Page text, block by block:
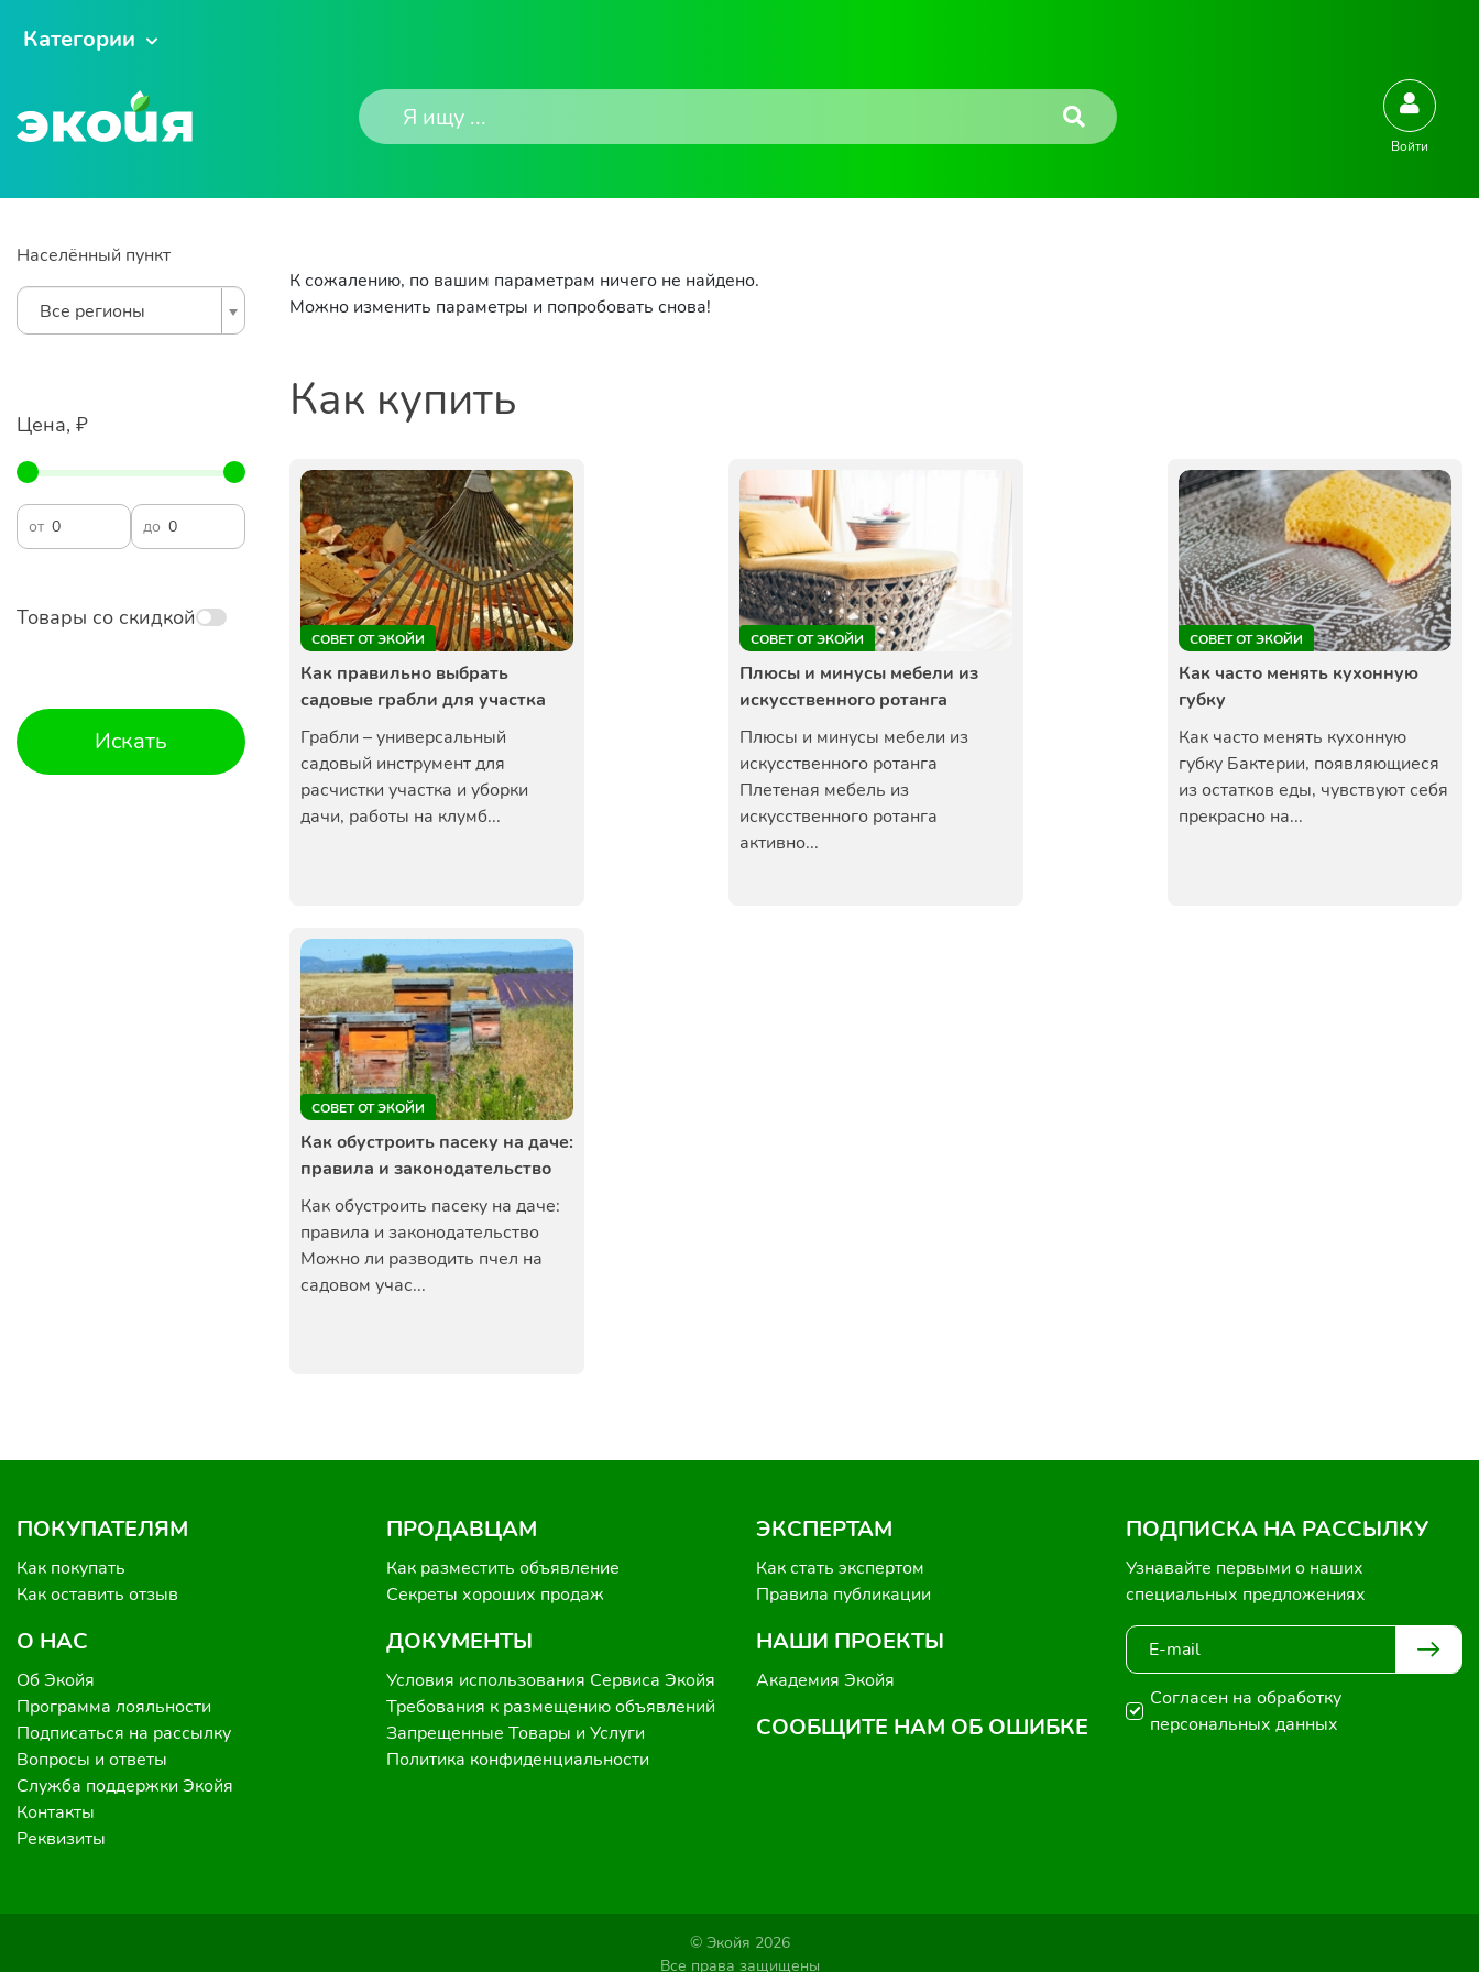
Категории
Войти
Населённый пункт
Все регионы
Цена, ₽
от до
Товары со скидкой
Искать
К сожалению, по вашим параметрам ничего не найдено.
Можно изменить параметры и попробовать снова!
Как купить
СОВЕТ ОТ ЭКОЙИ
Как правильно выбрать
садовые грабли для участка
Грабли – универсальный
садовый инструмент для
расчистки участка и уборки
дачи, работы на клумб...
СОВЕТ ОТ ЭКОЙИ
Плюсы и минусы мебели из
искусственного ротанга
Плюсы и минусы мебели из
искусственного ротанга
Плетеная мебель из
искусственного ротанга
активно...
СОВЕТ ОТ ЭКОЙИ
Как часто менять кухонную
губку
Как часто менять кухонную
губку Бактерии, появляющиеся
из остатков еды, чувствуют себя
прекрасно на...
СОВЕТ ОТ ЭКОЙИ
Как обустроить пасеку на даче:
правила и законодательство
Как обустроить пасеку на даче:
правила и законодательство
Можно ли разводить пчел на
садовом учас...
ПОКУПАТЕЛЯМ
Как покупать
Как оставить отзыв
О НАС
Об Экойя
Программа лояльности
Подписаться на рассылку
Вопросы и ответы
Служба поддержки Экойя
Контакты
Реквизиты
ПРОДАВЦАМ
Как разместить объявление
Секреты хороших продаж
ДОКУМЕНТЫ
Условия использования Сервиса Экойя
Требования к размещению объявлений
Запрещенные Товары и Услуги
Политика конфиденциальности
ЭКСПЕРТАМ
Как стать экспертом
Правила публикации
НАШИ ПРОЕКТЫ
Академия Экойя
СООБЩИТЕ НАМ ОБ ОШИБКЕ
ПОДПИСКА НА РАССЫЛКУ
Узнавайте первыми о наших
специальных предложениях
Согласен на обработку
персональных данных
© Экойя 2026
Все права защищены